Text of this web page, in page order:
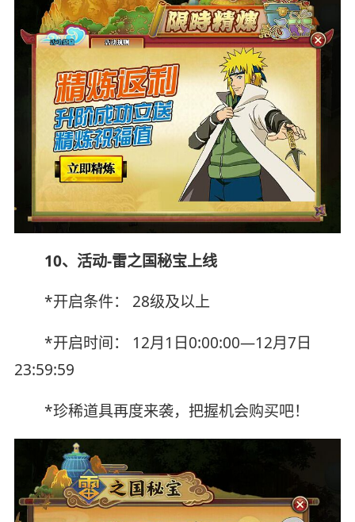
10、活动-雷之国秘宝上线
*开启条件： 28级及以上
*开启时间： 12月1日0:00:00—12月7日
23:59:59
*珍稀道具再度来袭，把握机会购买吧！